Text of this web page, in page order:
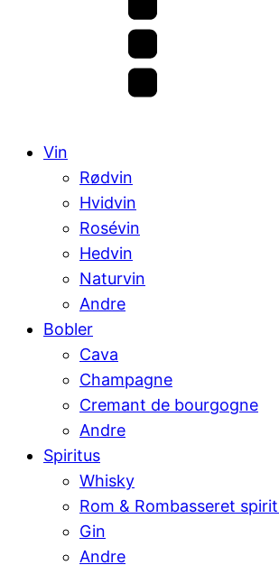
Vin
Rødvin
Hvidvin
Rosévin
Hedvin
Naturvin
Andre
Bobler
Cava
Champagne
Cremant de bourgogne
Andre
Spiritus
Whisky
Rom & Rombasseret
Gin
Andre